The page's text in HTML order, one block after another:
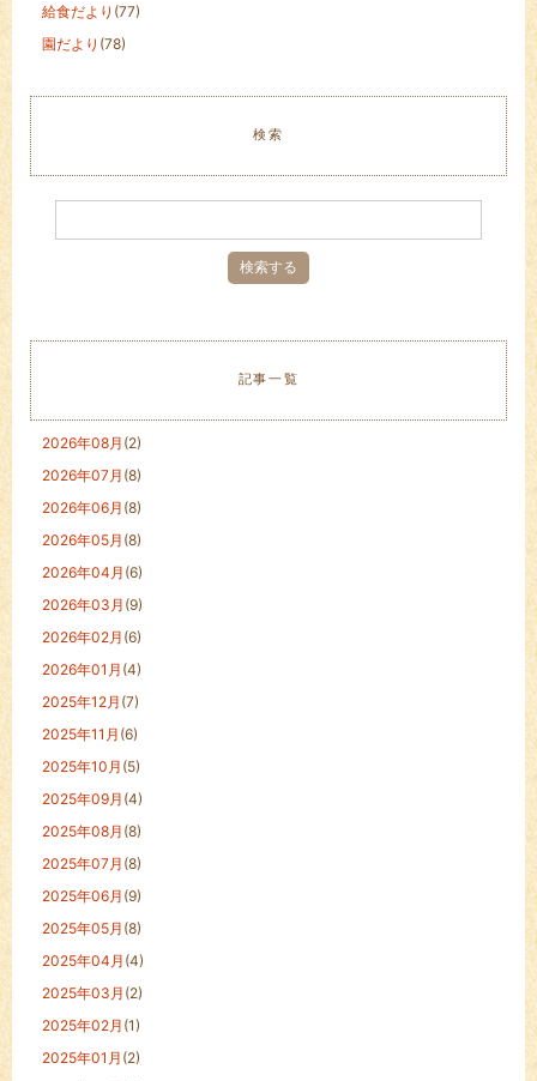
給食だより (77)
園だより (78)
検索
記事一覧
2026年08月 (2)
2026年07月 (8)
2026年06月 (8)
2026年05月 (8)
2026年04月 (6)
2026年03月 (9)
2026年02月 (6)
2026年01月 (4)
2025年12月 (7)
2025年11月 (6)
2025年10月 (5)
2025年09月 (4)
2025年08月 (8)
2025年07月 (8)
2025年06月 (9)
2025年05月 (8)
2025年04月 (4)
2025年03月 (2)
2025年02月 (1)
2025年01月 (2)